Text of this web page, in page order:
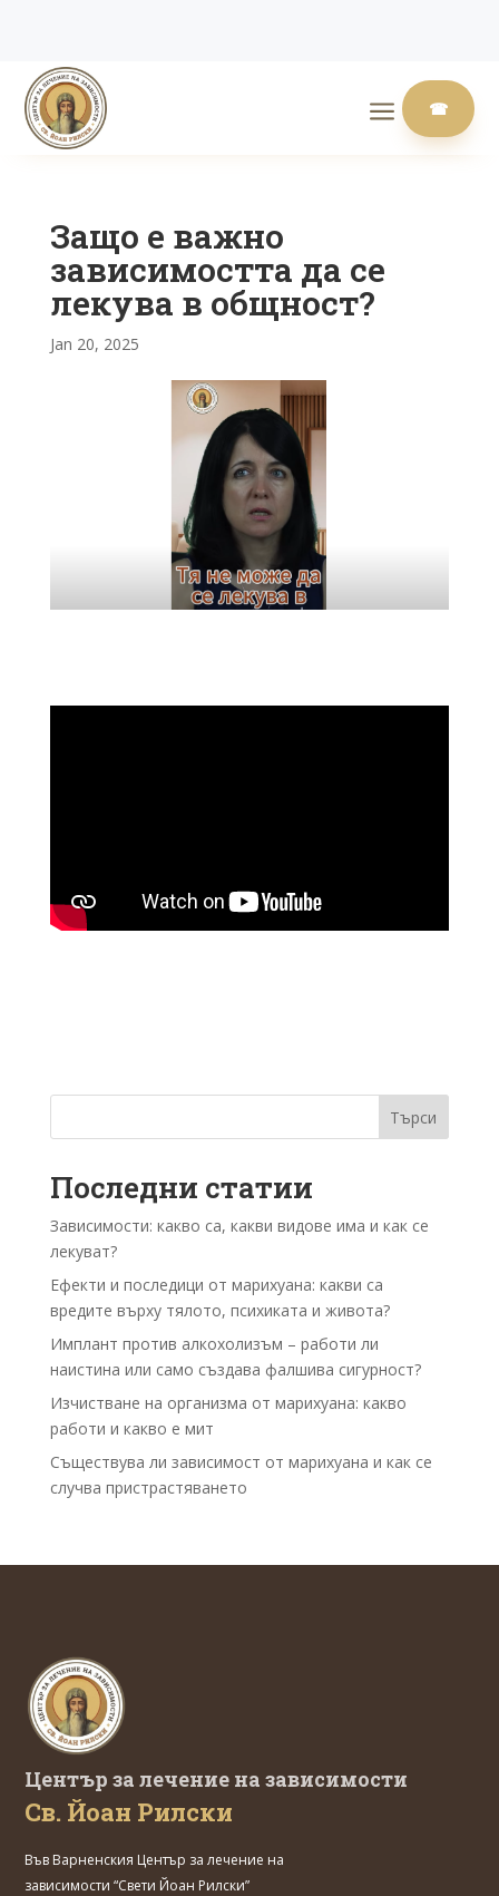
a ☎
Защо е важно
зависимостта да се
лекува в общност?
Jan 20, 2025
Търси
Последни статии
Зависимости: какво са, какви видове има и как се
лекуват?
Ефекти и последици от марихуана: какви са
вредите върху тялото, психиката и живота?
Имплант против алкохолизъм – работи ли
наистина или само създава фалшива сигурност?
Изчистване на организма от марихуана: какво
работи и какво е мит
Съществува ли зависимост от марихуана и как се
случва пристрастяването
Център за лечение на зависимости
Св. Йоан Рилски
Във Варненския Център за лечение на
зависимости “Свети Йоан Рилски”